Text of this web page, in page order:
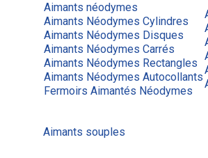
Aimants néodymes
Aimants Néodymes Cylindres
Aimants Néodymes Disques
Aimants Néodymes Carrés
Aimants Néodymes Rectangles
Aimants Néodymes Autocollants
Fermoirs Aimantés Néodymes
Aimants souples